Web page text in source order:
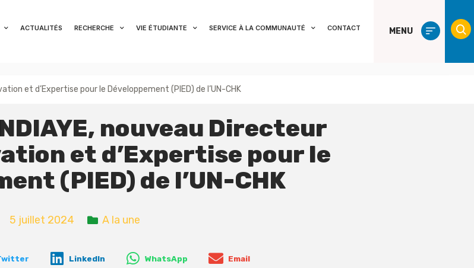
ACTUALITÉS RECHERCHE VIE ÉTUDIANTE SERVICE À LA COMMUNAUTÉ CONTACT MENU
et d’Expertise pour le Développement (PIED) de l’UN-CHK
nouveau Directeur
et d’Expertise pour le
(PIED) de l’UN-CHK
5 juillet 2024 A la une
LinkedIn WhatsApp Email